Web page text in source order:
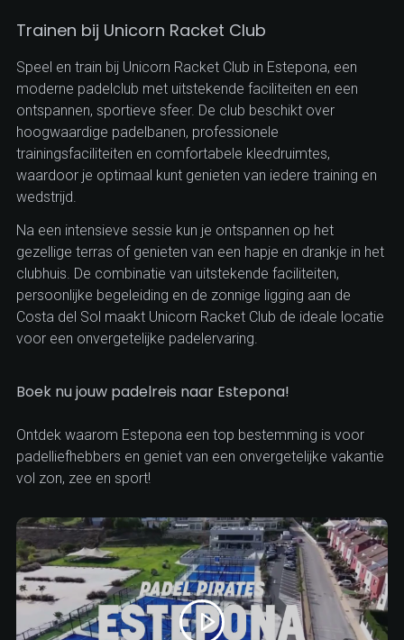
Trainen bij Unicorn Racket Club
Speel en train bij Unicorn Racket Club in Estepona, een
moderne padelclub met uitstekende faciliteiten en een
ontspannen, sportieve sfeer. De club beschikt over
hoogwaardige padelbanen, professionele
trainingsfaciliteiten en comfortabele kleedruimtes,
waardoor je optimaal kunt genieten van iedere training en
wedstrijd.
Na een intensieve sessie kun je ontspannen op het
gezellige terras of genieten van een hapje en drankje in het
clubhuis. De combinatie van uitstekende faciliteiten,
persoonlijke begeleiding en de zonnige ligging aan de
Costa del Sol maakt Unicorn Racket Club de ideale locatie
voor een onvergetelijke padelervaring.
Boek nu jouw padelreis naar Estepona!
Ontdek waarom Estepona een top bestemming is voor
padelliefhebbers en geniet van een onvergetelijke vakantie
vol zon, zee en sport!